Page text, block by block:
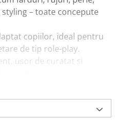
– toate concepute
copiilor, ideal pentru
de tip role-play.
usor de curatat si
care incurajeaza
ordinii prin